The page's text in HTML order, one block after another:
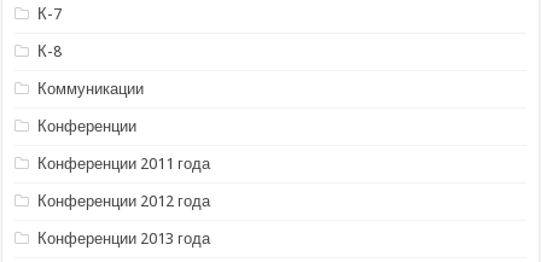
К-7
К-8
Коммуникации
Конференции
Конференции 2011 года
Конференции 2012 года
Конференции 2013 года